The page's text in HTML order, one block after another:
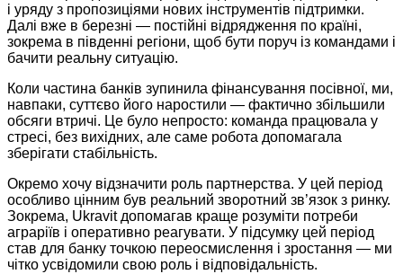
і уряду з пропозиціями нових інструментів підтримки.
Далі вже в березні — постійні відрядження по країні,
зокрема в південні регіони, щоб бути поруч із командами і
бачити реальну ситуацію.
Коли частина банків зупинила фінансування посівної, ми,
навпаки, суттєво його наростили — фактично збільшили
обсяги втричі. Це було непросто: команда працювала у
стресі, без вихідних, але саме робота допомагала
зберігати стабільність.
Окремо хочу відзначити роль партнерства. У цей період
особливо цінним був реальний зворотний зв’язок з ринку.
Зокрема, Ukravit допомагав краще розуміти потреби
аграріїв і оперативно реагувати. У підсумку цей період
став для банку точкою переосмислення і зростання — ми
чітко усвідомили свою роль і відповідальність.